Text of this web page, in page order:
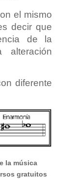
el mismo
decir que
de la
alteración
diferente
la música
gratuitos